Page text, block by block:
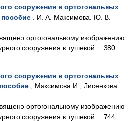
сооружения в ортогональных
пособие , И. А. Максимова, Ю. В.
ортогональному изображению
сооружения в тушевой… 380
сооружения в ортогональных
, Максимова И., Лисенкова
ортогональному изображению
сооружения в тушевой… 744